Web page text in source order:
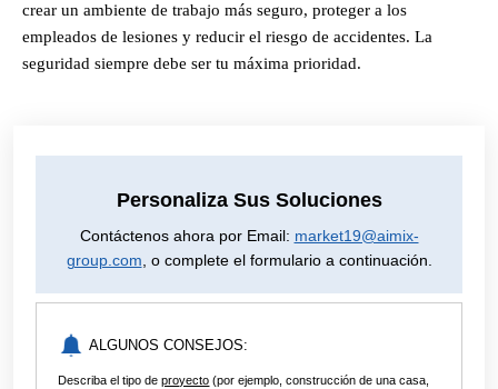
crear un ambiente de trabajo más seguro, proteger a los
empleados de lesiones y reducir el riesgo de accidentes. La
seguridad siempre debe ser tu máxima prioridad.